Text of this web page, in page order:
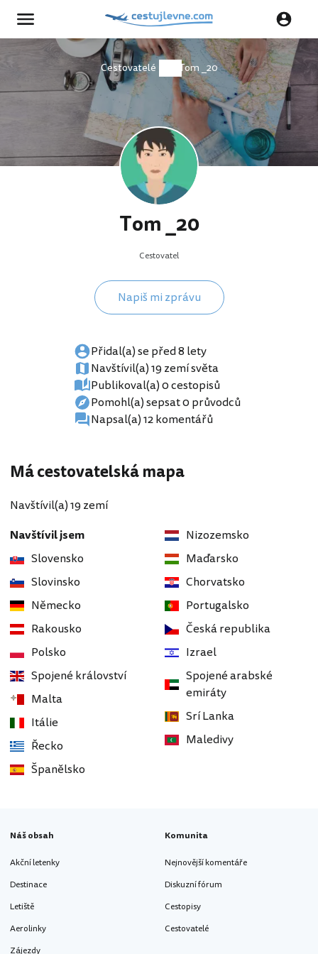
Cestovatelé Tom _20
Tom _20
Cestovatel
Napiš mi zprávu
Přidal(a) se před 8 lety
Navštívil(a) 19 zemí světa
Publikoval(a) 0 cestopisů
Pomohl(a) sepsat 0 průvodců
Napsal(a) 12 komentářů
Má cestovatelská mapa
Navštívil(a) 19 zemí
Navštívil jsem
Slovensko
Slovinsko
Německo
Rakousko
Polsko
Spojené království
Malta
Itálie
Řecko
Španělsko
Nizozemsko
Maďarsko
Chorvatsko
Portugalsko
Česká republika
Izrael
Spojené arabské
emiráty
Srí Lanka
Maledivy
Náš obsah
Akční letenky
Destinace
Letiště
Aerolinky
Zájezdy
Komunita
Nejnovější komentáře
Diskuzní fórum
Cestopisy
Cestovatelé